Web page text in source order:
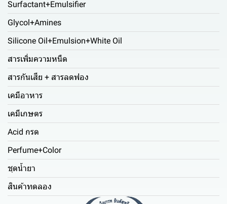
Surfactant+Emulsifier
Glycol+Amines
Silicone Oil+Emulsion+White Oil
สารเพิ่มความหนืด
สารกันเสีย + สารลดฟอง
เคมีอาหาร
เคมีเกษตร
Acid กรด
Perfume+Color
ชุดน้ำยา
สินค้าทดลอง